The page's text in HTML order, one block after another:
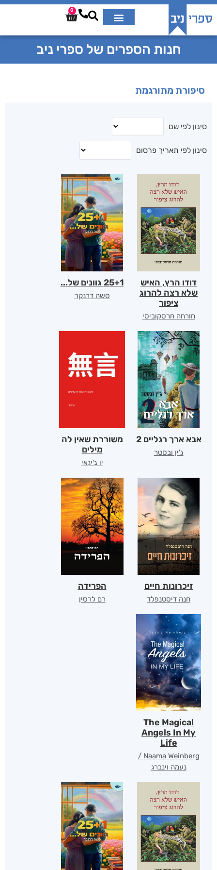
0
חנות הספרים של ספרי ניב
סיפורת מתורגמת
סינון לפי שם
סינון לפי תאריך פרסום
דודו הרץ, האיש
שלא רצה להרוג
ציפור
חורחה חרסקוביסי
25+1 גוונים של...
סשה דרנקר
אבא ארך רגליים 2
ג'ין ובסטר
משוררת שאין לה
מילים
יו ג'ינאי
זיכרונות חיים
חנה דיסטנפלד
הפרידה
רם לרסין
The Magical
Angels In My
Life
Naama Weinberg /
נעמה וינברג